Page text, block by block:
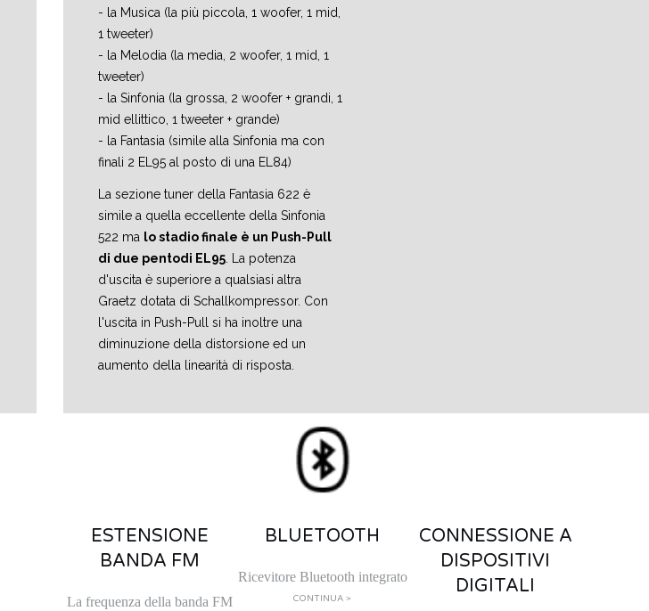
- la Musica (la più piccola, 1 woofer, 1 mid,
1 tweeter)
- la Melodia (la media, 2 woofer, 1 mid, 1
tweeter)
- la Sinfonia (la grossa, 2 woofer + grandi, 1
mid ellittico, 1 tweeter + grande)
- la Fantasia (simile alla Sinfonia ma con
finali 2 EL95 al posto di una EL84)
La sezione tuner della Fantasia 622 è
simile a quella eccellente della Sinfonia
522 ma lo stadio finale è un Push-Pull
di due pentodi EL95. La potenza
d'uscita è superiore a qualsiasi altra
Graetz dotata di Schallkompressor. Con
l'uscita in Push-Pull si ha inoltre una
diminuzione della distorsione ed un
aumento della linearità di risposta.
ESTENSIONE
BANDA FM
La frequenza della banda FM
BLUETOOTH
Ricevitore Bluetooth integrato
CONTINUA >
CONNESSIONE A
DISPOSITIVI
DIGITALI